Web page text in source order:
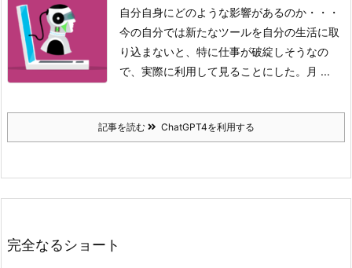
自分自身にどのような影響があるのか・・・
今の自分では新たなツールを自分の生活に取
り込まないと、特に仕事が破綻しそうなの
で、実際に利用して見ることにした。
月 ...
記事を読む ChatGPT4を利用する
完全なるショート